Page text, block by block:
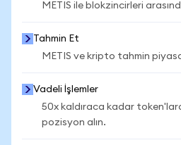
METIS ile blokzincirleri
Tahmin Et
METIS ve kripto tahmin
Vadeli İşlemler
50x kaldıraca kadar
pozisyon alın.